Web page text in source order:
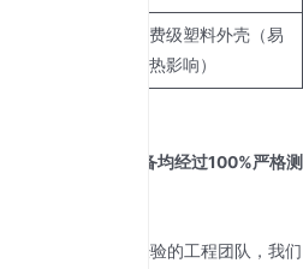
消费级塑料外壳（易
受热影响）
基础
造实力，每台设备均经过100%严格测
出30%。
十年以上无线终端经验的工程团队，我们